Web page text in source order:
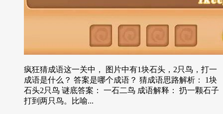
疯狂猜成语这一关中， 图片中有1块石头，2只鸟，打一
成语是什么？ 答案是哪个成语？ 猜成语思路解析： 1块
石头2只鸟 谜底答案： 一石二鸟 成语解释： 扔一颗石子
打到两只鸟。比喻...